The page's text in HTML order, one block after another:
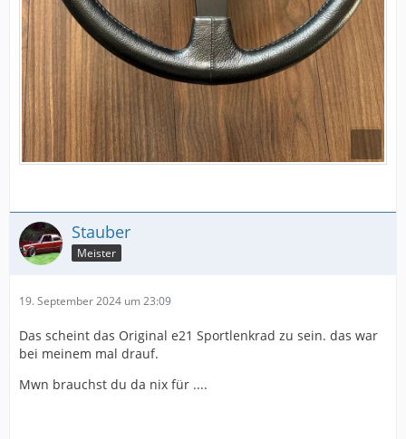
Stauber
Meister
19. September 2024 um 23:09
Das scheint das Original e21 Sportlenkrad zu sein. das war
bei meinem mal drauf.
Mwn brauchst du da nix für ....